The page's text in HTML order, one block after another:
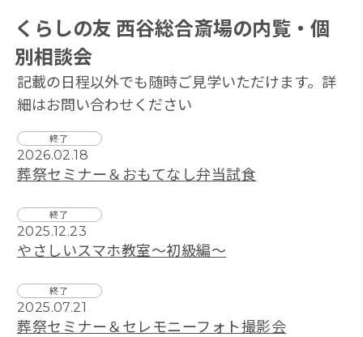
くらしの友 西谷総合斎場の内覧・個
別相談会
記載の⽇程以外でも随時ご⾒学いただけます。詳
細はお問い合わせください
終了
2026.02.18
葬祭セミナー＆おもてなし弁当試食
終了
2025.12.23
やさしいスマホ教室～初級編～
終了
2025.07.21
葬祭セミナー＆セレモニーフォト撮影会